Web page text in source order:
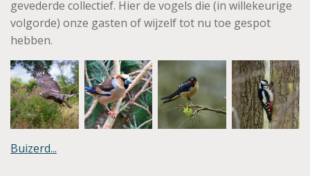
gevederde collectief. Hier de vogels die (in willekeurige
volgorde) onze gasten of wijzelf tot nu toe gespot
hebben.
Buizerd...